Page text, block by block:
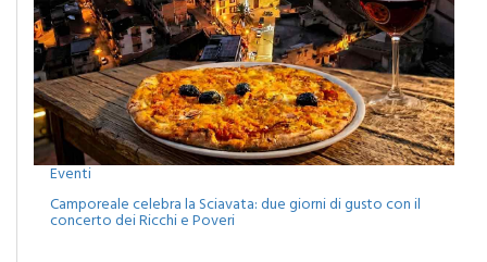
Eventi
Camporeale celebra la Sciavata: due giorni di gusto con il
concerto dei Ricchi e Poveri